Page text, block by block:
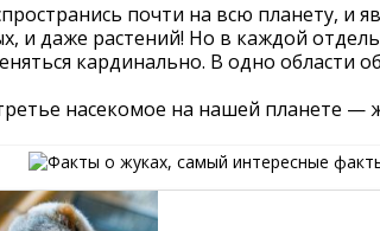
почти на всю планету, и
и даже растений! Но в каждой
кардинально. В одно области
насекомое на нашей планете —